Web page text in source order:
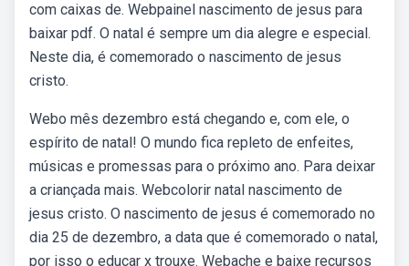
com caixas de. Webpainel nascimento de jesus para
baixar pdf. O natal é sempre um dia alegre e especial.
Neste dia, é comemorado o nascimento de jesus
cristo.
Webo mês dezembro está chegando e, com ele, o
espírito de natal! O mundo fica repleto de enfeites,
músicas e promessas para o próximo ano. Para deixar
a criançada mais. Webcolorir natal nascimento de
jesus cristo. O nascimento de jesus é comemorado no
dia 25 de dezembro, a data que é comemorado o natal,
por isso o educar x trouxe. Webache e baixe recursos